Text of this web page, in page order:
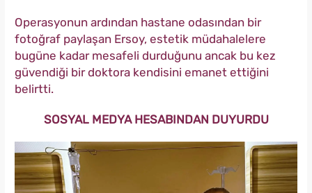
Operasyonun ardından hastane odasından bir
fotoğraf paylaşan Ersoy, estetik müdahalelere
bugüne kadar mesafeli durduğunu ancak bu kez
güvendiği bir doktora kendisini emanet ettiğini
belirtti.
SOSYAL MEDYA HESABINDAN DUYURDU